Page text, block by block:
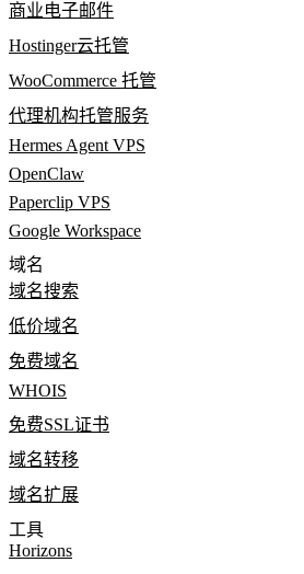
商业电子邮件
Hostinger云托管
WooCommerce 托管
代理机构托管服务
Hermes Agent VPS
OpenClaw
Paperclip VPS
Google Workspace
域名
域名搜索
低价域名
免费域名
WHOIS
免费SSL证书
域名转移
域名扩展
工具
Horizons